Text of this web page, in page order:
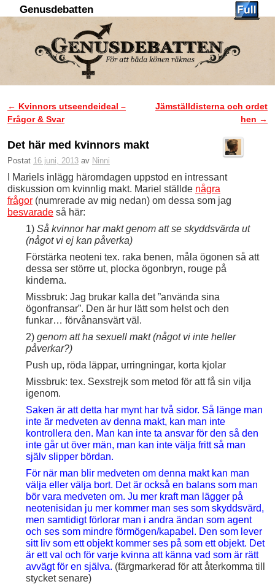
Genusdebatten
Inläggsnavigering
← Kvinnors utseendeideal –
Frågor & Svar
Jämställdisterna och ordet
hen →
Det här med kvinnors makt
Postat 16 juni, 2013 av Ninni
I Mariels inlägg häromdagen uppstod en intressant
diskussion om kvinnlig makt. Mariel ställde några
frågor (numrerade av mig nedan) om dessa som jag
besvarade så här:
1) Så kvinnor har makt genom att se skyddsvärda ut
(något vi ej kan påverka)
Förstärka neoteni tex. raka benen, måla ögonen så att
dessa ser större ut, plocka ögonbryn, rouge på
kinderna.
Missbruk: Jag brukar kalla det ”använda sina
ögonfransar”. Den är hur lätt som helst och den
funkar… förvånansvärt väl.
2) genom att ha sexuell makt (något vi inte heller
påverkar?)
Push up, röda läppar, urringningar, korta kjolar
Missbruk: tex. Sexstrejk som metod för att få sin vilja
igenom.
Saken är att detta har mynt har två sidor. Så länge man
inte är medveten av denna makt, kan man inte
kontrollera den. Man kan inte ta ansvar för den så den
inte går ut över män, man kan inte välja fritt så man
själv slipper bördan.
För när man blir medveten om denna makt kan man
välja eller välja bort. Det är också en balans som man
bör vara medveten om. Ju mer kraft man lägger på
neotenisidan ju mer kommer man ses som skyddsvärd,
men samtidigt förlorar man i andra ändan som agent
och ses som mindre förmögen/kapabel. Den som lever
sitt liv som ett objekt kommer ses på som ett objekt. Det
är ett val och för varje kvinna att känna vad som är rätt
avvägt för en själva. (färgmarkerad för att återkomma till
stycket senare)